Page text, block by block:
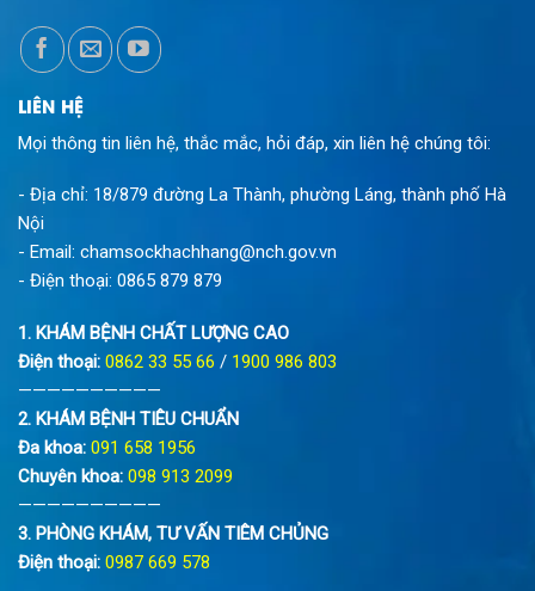
LIÊN HỆ
Mọi thông tin liên hệ, thắc mắc, hỏi đáp, xin liên hệ chúng tôi:
- Địa chỉ: 18/879 đường La Thành, phường Láng, thành phố Hà
Nội
- Email: chamsockhachhang@nch.gov.vn
- Điện thoại: 0865 879 879
1. KHÁM BỆNH CHẤT LƯỢNG CAO
Điện thoại: 0862 33 55 66 / 1900 986 803
——————————
2. KHÁM BỆNH TIÊU CHUẨN
Đa khoa: 091 658 1956
Chuyên khoa: 098 913 2099
——————————
3. PHÒNG KHÁM, TƯ VẤN TIÊM CHỦNG
Điện thoại: 0987 669 578